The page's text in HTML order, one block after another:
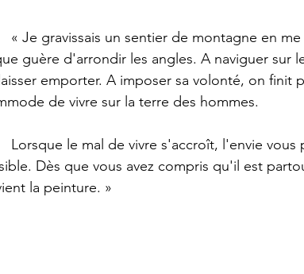
guère d'arrondir les angles. A naviguer sur
emporter. A imposer sa volonté, on finit
de vivre sur la terre des hommes.
Dès que vous avez compris qu'il est
la peinture. »